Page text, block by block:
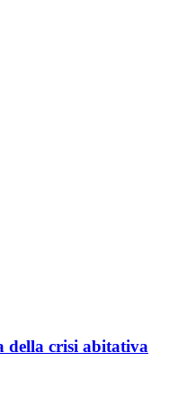
della crisi abitativa